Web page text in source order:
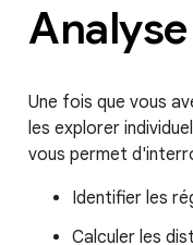
Une fois que vous
les explorer
vous permet
Identifier les
Calculer les